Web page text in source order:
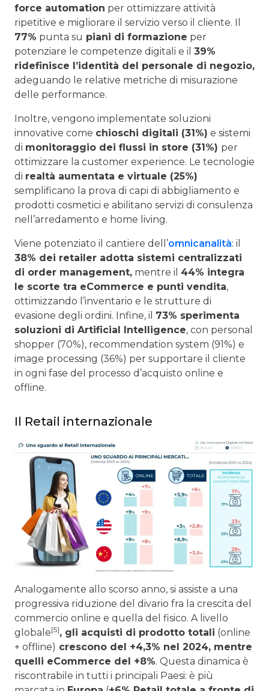
force automation per ottimizzare attività
ripetitive e migliorare il servizio verso il cliente. Il
77% punta su piani di formazione per
potenziare le competenze digitali e il 39%
ridefinisce l’identità del personale di negozio,
adeguando le relative metriche di misurazione
delle performance.
Inoltre, vengono implementate soluzioni
innovative come chioschi digitali (31%) e sistemi
di monitoraggio dei flussi in store (31%) per
ottimizzare la customer experience. Le tecnologie
di realtà aumentata e virtuale (25%)
semplificano la prova di capi di abbigliamento e
prodotti cosmetici e abilitano servizi di consulenza
nell’arredamento e home living.
Viene potenziato il cantiere dell’omnicanalità: il
38% dei retailer adotta sistemi centralizzati
di order management, mentre il 44% integra
le scorte tra eCommerce e punti vendita,
ottimizzando l’inventario e le strutture di
evasione degli ordini. Infine, il 73% sperimenta
soluzioni di Artificial Intelligence, con personal
shopper (70%), recommendation system (91%) e
image processing (36%) per supportare il cliente
in ogni fase del processo d’acquisto online e
offline.
Il Retail internazionale
Analogamente allo scorso anno, si assiste a una
progressiva riduzione del divario fra la crescita del
commercio online e quella del fisico. A livello
globale[5], gli acquisti di prodotto totali (online
+ offline) crescono del +4,3% nel 2024, mentre
quelli eCommerce del +8%. Questa dinamica è
riscontrabile in tutti i principali Paesi: è più